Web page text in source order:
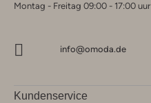
Montag - Freitag 09:00 - 17:00 uur
info@omoda.de
Kundenservice